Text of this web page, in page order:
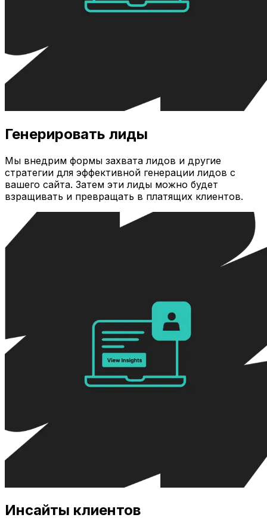
Генерировать лиды
Мы внедрим формы захвата лидов и другие
стратегии для эффективной генерации лидов с
вашего сайта. Затем эти лиды можно будет
взращивать и превращать в платящих клиентов.
Инсайты клиентов